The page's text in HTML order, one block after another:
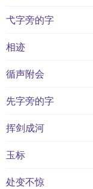
弋字旁的字
相迹
循声附会
先字旁的字
挥剑成河
玉标
处变不惊